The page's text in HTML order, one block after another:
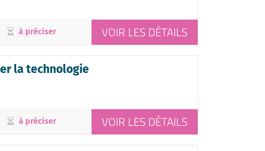
à préciser VOIR LES DÉTAILS
la technologie
à préciser VOIR LES DÉTAILS